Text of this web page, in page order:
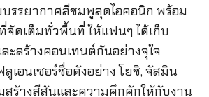
รรยากาศสีชมพูสุดไอคอนิก พร้อม
ดเต็มทั่วพื้นที่ ให้แฟนๆ ได้เก็บ
ะสร้างคอนเทนต์กันอย่างจุใจ
เอนเซอร์ชื่อดังอย่าง โยชิ, จัสมิน
สร้างสีสันและความคึกคักให้กับงาน